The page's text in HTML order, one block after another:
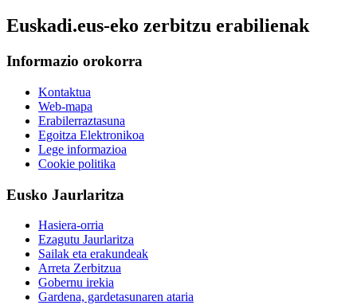
Euskadi.eus-eko zerbitzu erabilienak
Informazio orokorra
Kontaktua
Web-mapa
Erabilerraztasuna
Egoitza Elektronikoa
Lege informazioa
Cookie politika
Eusko Jaurlaritza
Hasiera-orria
Ezagutu Jaurlaritza
Sailak eta erakundeak
Arreta Zerbitzua
Gobernu irekia
Gardena, gardetasunaren ataria